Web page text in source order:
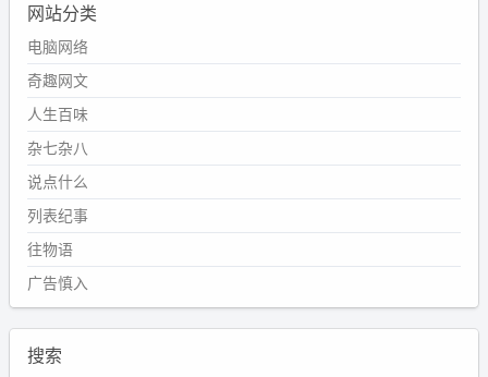
网站分类
电脑网络
奇趣网文
人生百味
杂七杂八
说点什么
列表纪事
往物语
广告慎入
搜索